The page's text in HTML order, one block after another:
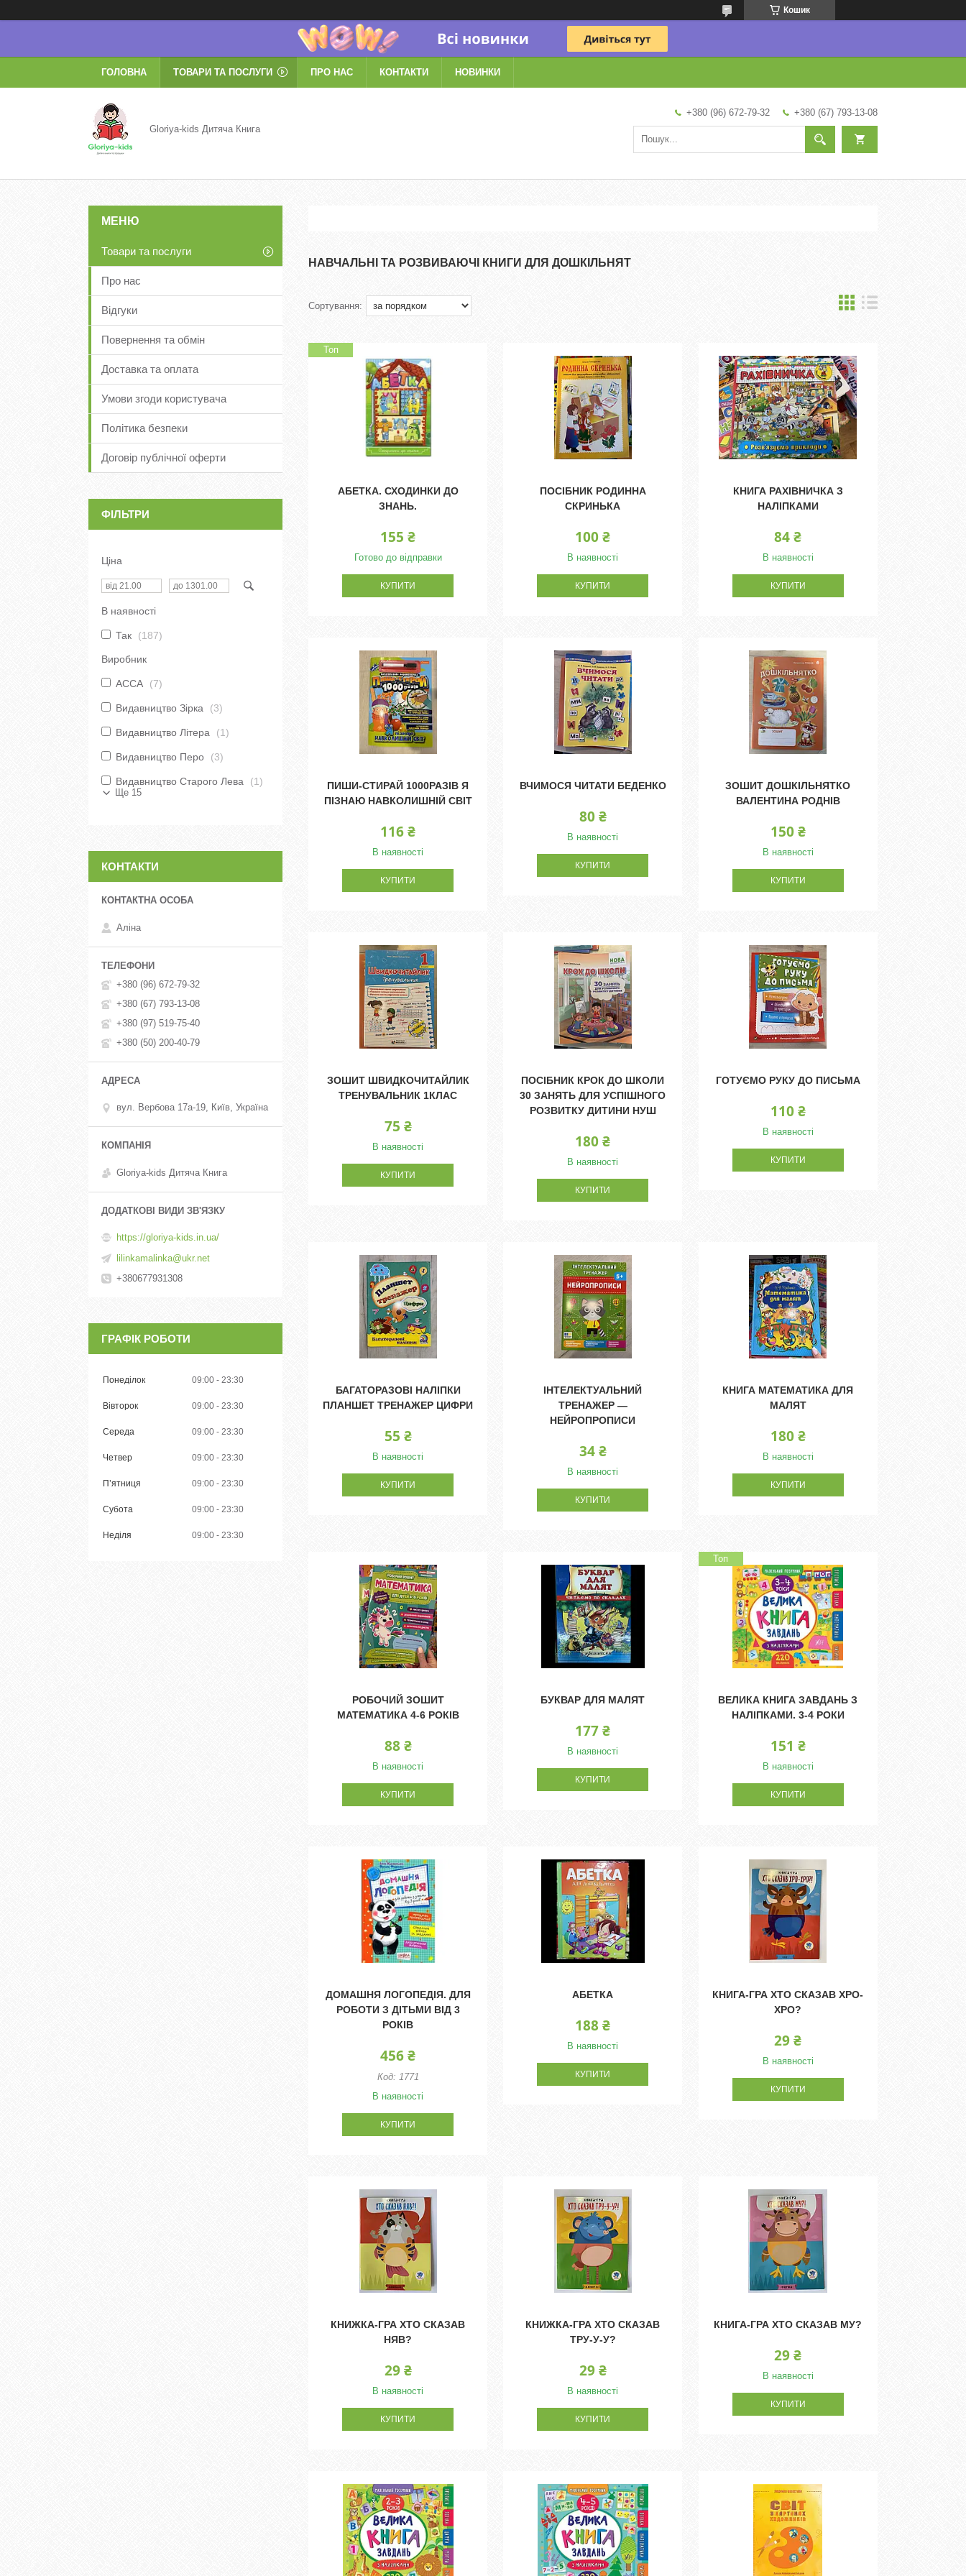
Кошик
ГОЛОВНА ТОВАРИ ТА ПОСЛУГИ ПРО НАС КОНТАКТИ НОВИНКИ
Gloriya-kids Дитяча Книга
+380 (96) 672-79-32 +380 (67) 793-13-08
НАВЧАЛЬНІ ТА РОЗВИВАЮЧІ КНИГИ ДЛЯ ДОШКІЛЬНЯТ
Топ
АБЕТКА. СХОДИНКИ ДО
ЗНАНЬ.
155 ₴
Готово до відправки
КУПИТИ
ПОСІБНИК РОДИННА
СКРИНЬКА
100 ₴
В наявності
КУПИТИ
КНИГА РАХІВНИЧКА З
НАЛІПКАМИ
84 ₴
В наявності
КУПИТИ
ПИШИ-СТИРАЙ 1000РАЗІВ Я
ПІЗНАЮ НАВКОЛИШНІЙ СВІТ
116 ₴
В наявності
КУПИТИ
ВЧИМОСЯ ЧИТАТИ БЕДЕНКО
80 ₴
В наявності
КУПИТИ
ЗОШИТ ДОШКІЛЬНЯТКО
ВАЛЕНТИНА РОДНІВ
150 ₴
В наявності
КУПИТИ
ЗОШИТ ШВИДКОЧИТАЙЛИК
ТРЕНУВАЛЬНИК 1КЛАС
75 ₴
В наявності
КУПИТИ
ПОСІБНИК КРОК ДО ШКОЛИ
30 ЗАНЯТЬ ДЛЯ УСПІШНОГО
РОЗВИТКУ ДИТИНИ НУШ
180 ₴
В наявності
КУПИТИ
ГОТУЄМО РУКУ ДО ПИСЬМА
110 ₴
В наявності
КУПИТИ
БАГАТОРАЗОВІ НАЛІПКИ
ПЛАНШЕТ ТРЕНАЖЕР ЦИФРИ
55 ₴
В наявності
КУПИТИ
ІНТЕЛЕКТУАЛЬНИЙ
ТРЕНАЖЕР —
НЕЙРОПРОПИСИ
34 ₴
В наявності
КУПИТИ
КНИГА МАТЕМАТИКА ДЛЯ
МАЛЯТ
180 ₴
В наявності
КУПИТИ
РОБОЧИЙ ЗОШИТ
МАТЕМАТИКА 4-6 РОКІВ
88 ₴
В наявності
КУПИТИ
БУКВАР ДЛЯ МАЛЯТ
177 ₴
В наявності
КУПИТИ
Топ
ВЕЛИКА КНИГА ЗАВДАНЬ З
НАЛІПКАМИ. 3-4 РОКИ
151 ₴
В наявності
КУПИТИ
ДОМАШНЯ ЛОГОПЕДІЯ. ДЛЯ
РОБОТИ З ДІТЬМИ ВІД 3
РОКІВ
456 ₴
1771
В наявності
КУПИТИ
АБЕТКА
188 ₴
В наявності
КУПИТИ
КНИГА-ГРА ХТО СКАЗАВ ХРО-
ХРО?
29 ₴
В наявності
КУПИТИ
КНИЖКА-ГРА ХТО СКАЗАВ
НЯВ?
29 ₴
В наявності
КУПИТИ
КНИЖКА-ГРА ХТО СКАЗАВ
ТРУ-У-У?
29 ₴
В наявності
КУПИТИ
КНИГА-ГРА ХТО СКАЗАВ МУ?
29 ₴
В наявності
КУПИТИ
Товари та послуги
Про нас
Відгуки
Повернення та обмін
Доставка та оплата
Умови згоди користувача
Політика безпеки
Договір публічної оферти
ФІЛЬТРИ
Ціна
В наявності
Так 187
Виробник
АССА 7
Видавництво Зірка 3
Видавництво Літера 1
Видавництво Перо 3
Видавництво Старого Лева 1
Ще 15
КОНТАКТИ
Аліна
+380 (96) 672-79-32
+380 (67) 793-13-08
+380 (97) 519-75-40
+380 (50) 200-40-79
вул. Вербова 17а-19, Київ, Україна
Gloriya-kids Дитяча Книга
https://gloriya-kids.in.ua/
lilinkamalinka@ukr.net
+380677931308
ГРАФІК РОБОТИ
Понеділок 09:00 23:30
Вівторок 09:00 23:30
Середа 09:00 23:30
Четвер 09:00 23:30
Пʼятниця 09:00 23:30
Субота 09:00 23:30
Неділя 09:00 23:30